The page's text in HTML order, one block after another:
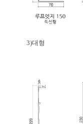
3)대형